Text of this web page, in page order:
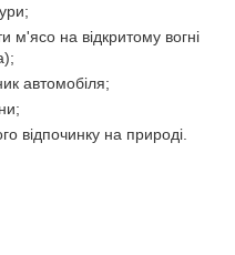
м'ясо на відкритому вогні
автомобіля;
відпочинку на природі.